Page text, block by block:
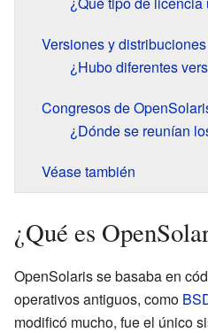
Versiones y distribuciones
¿Hubo diferentes
Congresos de
¿Dónde se reunían
Véase también
¿Qué es
OpenSolaris se basaba en
operativos antiguos, como
modificó mucho, fue el único